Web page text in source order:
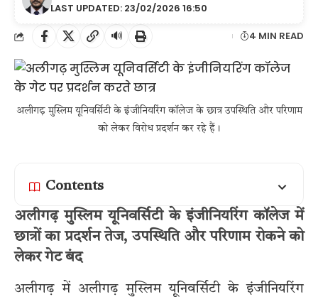
LAST UPDATED: 23/02/2026 16:50
🔊 4 MIN READ
अलीगढ़ मुस्लिम यूनिवर्सिटी के इंजीनियरिंग कॉलेज के छात्र उपस्थिति और परिणाम
को लेकर विरोध प्रदर्शन कर रहे हैं।
Contents
अलीगढ़ मुस्लिम यूनिवर्सिटी के इंजीनियरिंग कॉलेज में
छात्रों का प्रदर्शन तेज, उपस्थिति और परिणाम रोकने को
लेकर गेट बंद
अलीगढ़ में अलीगढ़ मुस्लिम यूनिवर्सिटी के इंजीनियरिंग